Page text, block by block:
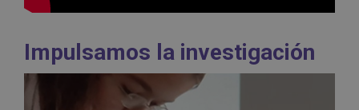
Impulsamos la investigación